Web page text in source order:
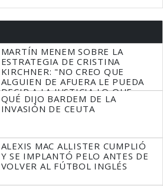
MARTÍN MENEM SOBRE LA
ESTRATEGIA DE CRISTINA
KIRCHNER: "NO CREO QUE
ALGUIEN DE AFUERA LE PUEDA
DECIR A LA JUSTICIA LO QUE
TIENE QUE HACER"
QUÉ DIJO BARDEM DE LA
INVASIÓN DE CEUTA
ALEXIS MAC ALLISTER CUMPLIÓ
Y SE IMPLANTÓ PELO ANTES DE
VOLVER AL FÚTBOL INGLÉS